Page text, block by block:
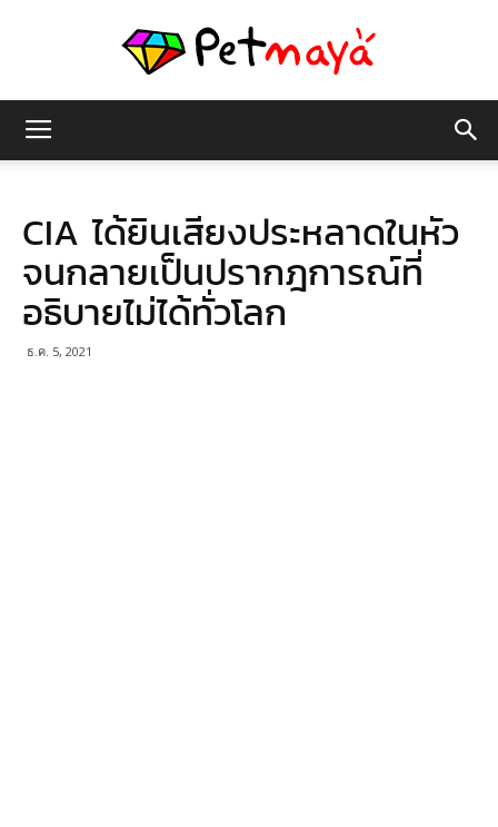
มายา
CIA ได้ยินเสียงประหลาดในหัว
จนกลายเป็นปรากฎการณ์ที่
อธิบายไม่ได้ทั่วโลก
ธ.ค. 5, 2021